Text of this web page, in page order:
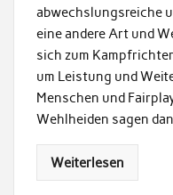
abwechslungsreiche
eine andere Art und
sich zum
um Leistung und
Menschen und
Wehlheiden sagen
Weiterlesen